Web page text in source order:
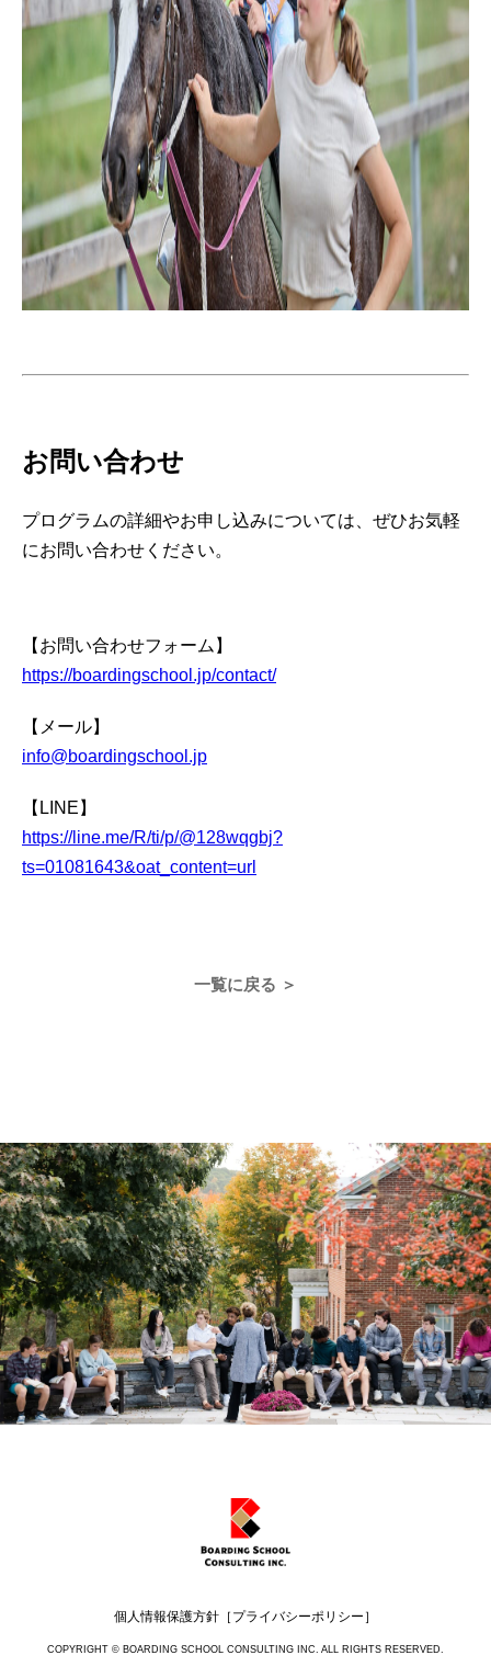
お問い合わせ
プログラムの詳細やお申し込みについては、ぜひお気軽
にお問い合わせください。
【お問い合わせフォーム】
https://boardingschool.jp/contact/
【メール】
info@boardingschool.jp
【LINE】
https://line.me/R/ti/p/@128wqgbj?
ts=01081643&oat_content=url
一覧に戻る ＞
個人情報保護方針［プライバシーポリシー］
COPYRIGHT © BOARDING SCHOOL CONSULTING INC. ALL RIGHTS RESERVED.